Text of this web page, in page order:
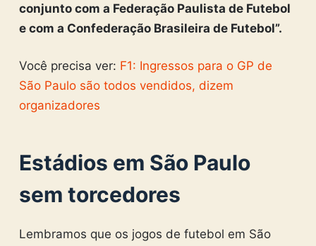
conjunto com a Federação Paulista de Futebol
e com a Confederação Brasileira de Futebol”.
Você precisa ver: F1: Ingressos para o GP de
São Paulo são todos vendidos, dizem
organizadores
Estádios em São Paulo
sem torcedores
Lembramos que os jogos de futebol em São